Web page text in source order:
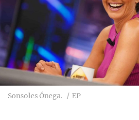
Sonsoles Ónega. EP